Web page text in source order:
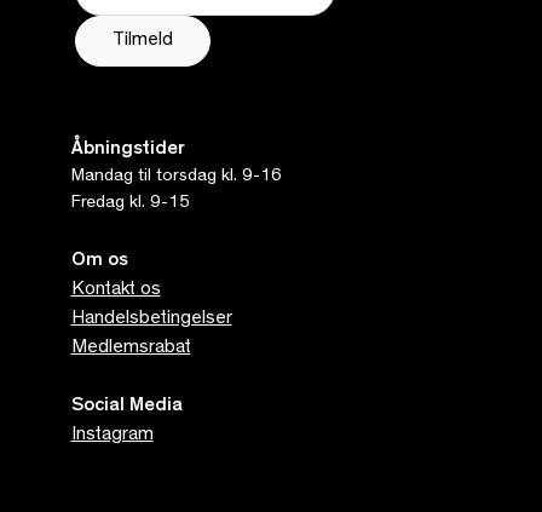
Åbningstider
Mandag til torsdag kl. 9-16
Fredag kl. 9-15
Om os
Kontakt os
Handelsbetingelser
Medlemsrabat
Social Media
Instagram